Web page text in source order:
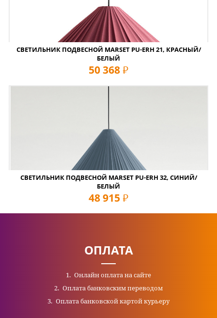
СВЕТИЛЬНИК ПОДВЕСНОЙ MARSET PU-ERH 21, КРАСНЫЙ/
БЕЛЫЙ
50 368 руб
СВЕТИЛЬНИК ПОДВЕСНОЙ MARSET PU-ERH 32, СИНИЙ/
БЕЛЫЙ
48 915 руб
ОПЛАТА
Онлайн оплата на сайте
Оплата банковским переводом
Оплата банковской картой курьеру